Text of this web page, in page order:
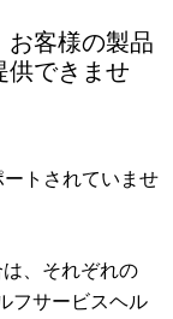
お客様の製品
供できませ
トされていませ
、それぞれの
フサービスヘル